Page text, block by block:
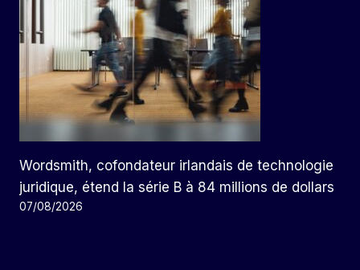
Wordsmith, cofondateur irlandais de technologie
juridique, étend la série B à 84 millions de dollars
07/08/2026